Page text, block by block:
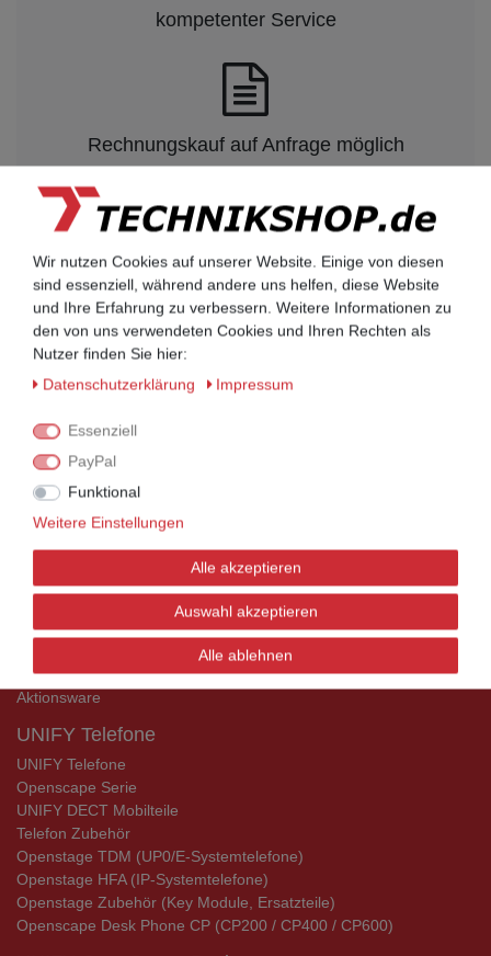
kompetenter Service
Rechnungskauf auf Anfrage möglich
Kauf auf Rechnung nach
Behörden, Banken, Firmen, Bestandskunden,
öffentliche & staatliche Einrichtungen, Schulen,
Universitäten und Institute können bei uns auf
Rechnung bestellen.
Email Kontakt mit uns auf.
UNIFY Mobilteile
UNIFY Mobilteile
Telefonkabel / Zubehör
Telefonkabel / Zubehör
Aktionsware
Aktionsware
UNIFY Telefone
UNIFY Telefone
Openscape Serie
UNIFY DECT Mobilteile
Telefon Zubehör
Openstage TDM (UP0/E-Systemtelefone)
Openstage HFA (IP-Systemtelefone)
Openstage Zubehör (Key Module, Ersatzteile)
Openscape Desk Phone CP (CP200 / CP400 / CP600)
Wir nutzen Cookies auf unserer Website. Einige von diesen
sind essenziell, während andere uns helfen, diese Website
und Ihre Erfahrung zu verbessern. Weitere Informationen zu
den von uns verwendeten Cookies und Ihren Rechten als
Nutzer finden Sie hier:
Daten­schutz­erklärung
Impressum
Essenziell
PayPal
Funktional
Weitere Einstellungen
Alle akzeptieren
Auswahl akzeptieren
Alle ablehnen